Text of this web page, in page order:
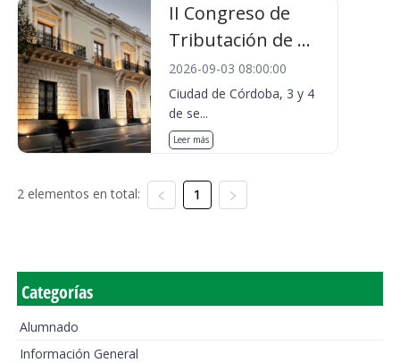
II Congreso de
Tributación de ...
2026-09-03 08:00:00
Ciudad de Córdoba, 3 y 4
de se...
Leer más
2 elementos en total: 1
Categorías
Alumnado
Información General